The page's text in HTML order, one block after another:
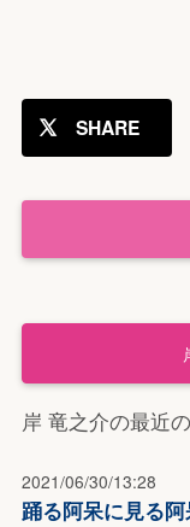
SHARE
岸 竜之介の最近
2021/06/30/13:28
踊る阿呆に見る